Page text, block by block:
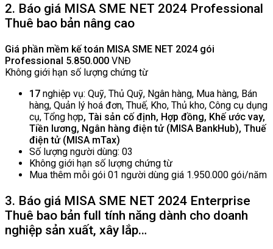
2. Báo giá MISA SME NET 2024 Professional
Thuê bao bản nâng cao
Giá phần mềm kế toán MISA SME NET 2024 gói
Professional 5.850.000 VNĐ
Không giới hạn số lượng chứng từ
17 nghiệp vụ: Quỹ, Thủ Quỹ, Ngân hàng, Mua hàng, Bán
hàng, Quản lý hoá đơn, Thuế, Kho, Thủ kho, Công cụ dụng
cụ, Tổng hợp, Tài sản cố định, Hợp đồng, Khế ước vay,
Tiền lương, Ngân hàng điện tử (MISA BankHub), Thuế
điện tử (MISA mTax)
Số lượng người dùng: 03
Không giới hạn số lượng chứng từ
Mua thêm mỗi gói 01 người dùng giá 1.950.000 gói/năm
3. Báo giá MISA SME NET 2024 Enterprise
Thuê bao bản full tính năng dành cho doanh
nghiệp sản xuất, xây lắp…